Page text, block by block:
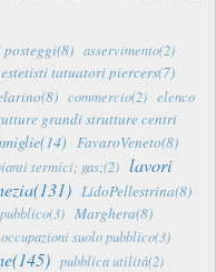
asservimento(2)
tatuatori piercers(7)
commercio(2) elenco
grandi strutture centri
FavaroVeneto(8)
termici; gas;(2) lavori
LidoPellestrina(8)
Marghera(8)
occupazioni suolo pubblico(3)
pubblica utilità(2)